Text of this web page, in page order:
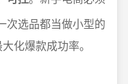
次选品都当做小型的
化爆款成功率。